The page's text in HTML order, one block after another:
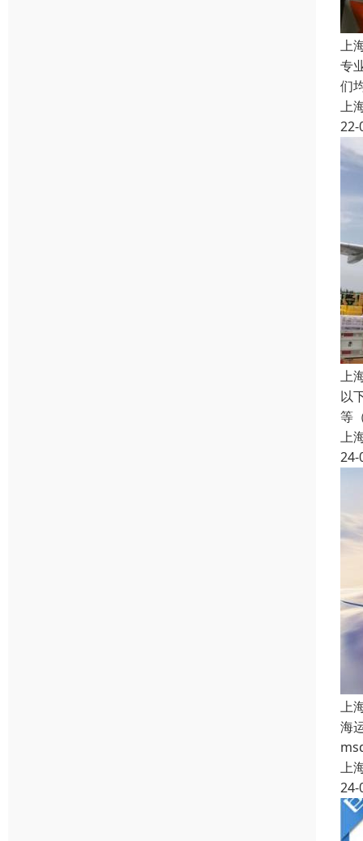
上
专
们
上
22-
上
以
等
上
24-
上
海
上
24-